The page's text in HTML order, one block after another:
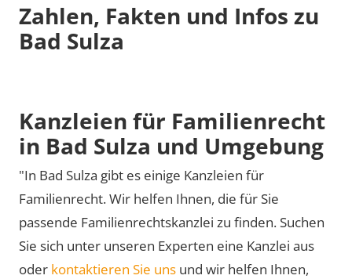
Zahlen, Fakten und Infos zu
Bad Sulza
Kanzleien für Familienrecht
in Bad Sulza und Umgebung
"In Bad Sulza gibt es einige Kanzleien für
Familienrecht. Wir helfen Ihnen, die für Sie
passende Familienrechtskanzlei zu finden. Suchen
Sie sich unter unseren Experten eine Kanzlei aus
oder kontaktieren Sie uns und wir helfen Ihnen,